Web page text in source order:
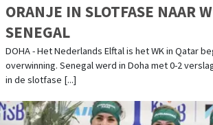
ORANJE IN SLOTFASE NAAR
SENEGAL
DOHA - Het Nederlands Elftal is het WK in Qatar
overwinning. Senegal werd in Doha met 0-2
in de slotfase [...]